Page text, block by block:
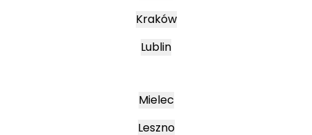
Kraków
Lublin
Mielec
Leszno